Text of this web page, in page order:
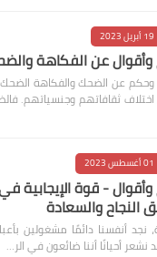
19 أبريل 2023
عن الفكاهة
وحكم عن الضحك والفكاهة
ثقافاتهم وجنسياتهم.
01 أغسطس 2023
- قوة الإيجابية
النجاح والسعادة
نجد أنفسنا دائمًا مشغولين
أحيانًا أننا ضائعون في الر…